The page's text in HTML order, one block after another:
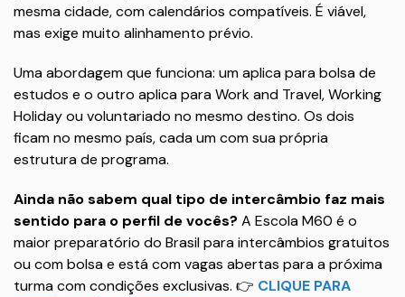
mesma cidade, com calendários compatíveis. É viável,
mas exige muito alinhamento prévio.
Uma abordagem que funciona: um aplica para bolsa de
estudos e o outro aplica para Work and Travel, Working
Holiday ou voluntariado no mesmo destino. Os dois
ficam no mesmo país, cada um com sua própria
estrutura de programa.
Ainda não sabem qual tipo de intercâmbio faz mais
sentido para o perfil de vocês? A Escola M60 é o
maior preparatório do Brasil para intercâmbios gratuitos
ou com bolsa e está com vagas abertas para a próxima
turma com condições exclusivas. 👉 CLIQUE PARA